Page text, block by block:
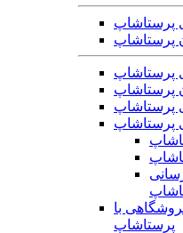
پرستاشاپ
پرستاشاپ
پرستاشاپ
پرستاشاپ
پرستاشاپ
پرستاشاپ
با
پرستاشاپ